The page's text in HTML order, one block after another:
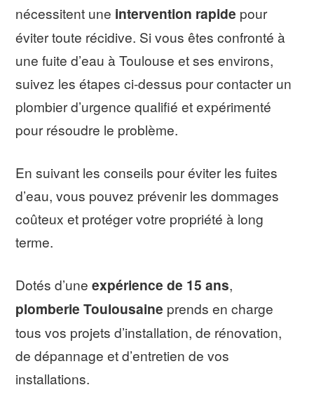
nécessitent une intervention rapide pour
éviter toute récidive. Si vous êtes confronté à
une fuite d’eau à Toulouse et ses environs,
suivez les étapes ci-dessus pour contacter un
plombier d’urgence qualifié et expérimenté
pour résoudre le problème.
En suivant les conseils pour éviter les fuites
d’eau, vous pouvez prévenir les dommages
coûteux et protéger votre propriété à long
terme.
Dotés d’uneexpérience de 15 ans,
plomberie Toulousaine prends en charge
tous vos projets d’installation, de rénovation,
de dépannage et d’entretien de vos
installations.